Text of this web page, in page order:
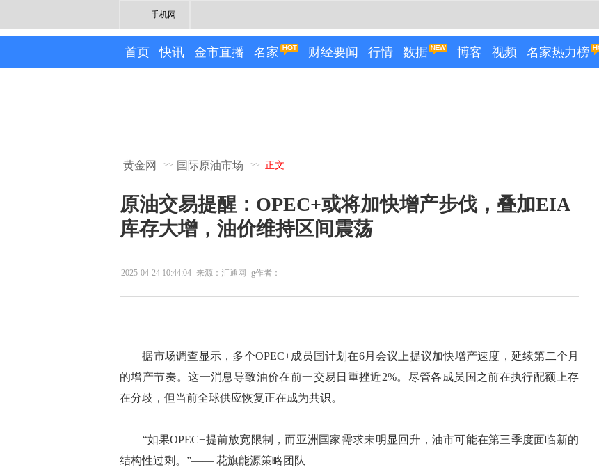
手机网
首页 快讯 金市直播 名家 财经要闻 行情 数据 博客 视频 名家热力榜
黄金网 >> 国际原油市场 >> 正文
原油交易提醒：OPEC+或将加快增产步伐，叠加EIA
库存大增，油价维持区间震荡
2025-04-24 10:44:04 来源：汇通网 g作者：
据市场调查显示，多个OPEC+成员国计划在6月会议上提议加快增产速度，延续第二个月
的增产节奏。这一消息导致油价在前一交易日重挫近2%。尽管各成员国之前在执行配额上存
在分歧，但当前全球供应恢复正在成为共识。
“如果OPEC+提前放宽限制，而亚洲国家需求未明显回升，油市可能在第三季度面临新的
结构性过剩。”—— 花旗能源策略团队